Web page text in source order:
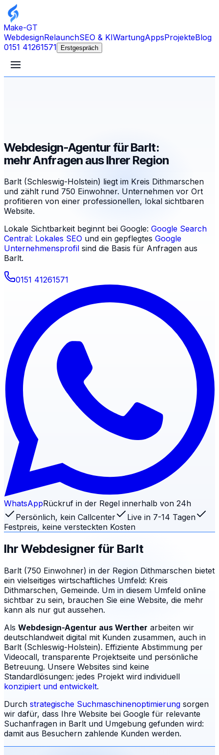
Make-GT
WebdesignRelaunchSEO & KIWartungAppsProjekteBlog
0151 41261571
Erstgespräch
Webdesign-Agentur für Barlt:
mehr Anfragen aus Ihrer Region
Barlt (Schleswig-Holstein) liegt im Kreis Dithmarschen
und zählt rund 750 Einwohner. Unternehmen vor Ort
profitieren von einer professionellen, lokal sichtbaren
Website.
Lokale Sichtbarkeit beginnt bei Google: Google Search
Central: Lokales SEO und ein gepflegtes Google
Unternehmensprofil sind die Basis für Anfragen aus
Barlt.
0151 41261571
WhatsAppRückruf in der Regel innerhalb von 24h
Persönlich, kein Callcenter
Live in 7-14 Tagen
Festpreis, keine versteckten Kosten
Ihr Webdesigner für Barlt
Barlt (750 Einwohner) in der Region Dithmarschen bietet
ein vielseitiges wirtschaftliches Umfeld: Kreis
Dithmarschen, Gemeinde. Um in diesem Umfeld online
sichtbar zu sein, brauchen Sie eine Website, die mehr
kann als nur gut aussehen.
Als Webdesign-Agentur aus Werther arbeiten wir
deutschlandweit digital mit Kunden zusammen, auch in
Barlt (Schleswig-Holstein). Effiziente Abstimmung per
Videocall, transparente Projektseite und persönliche
Betreuung. Unsere Websites sind keine
Standardlösungen: jedes Projekt wird individuell
konzipiert und entwickelt.
Durch strategische Suchmaschinenoptimierung sorgen
wir dafür, dass Ihre Website bei Google für relevante
Suchanfragen in Barlt und Umgebung gefunden wird:
damit aus Besuchern zahlende Kunden werden.